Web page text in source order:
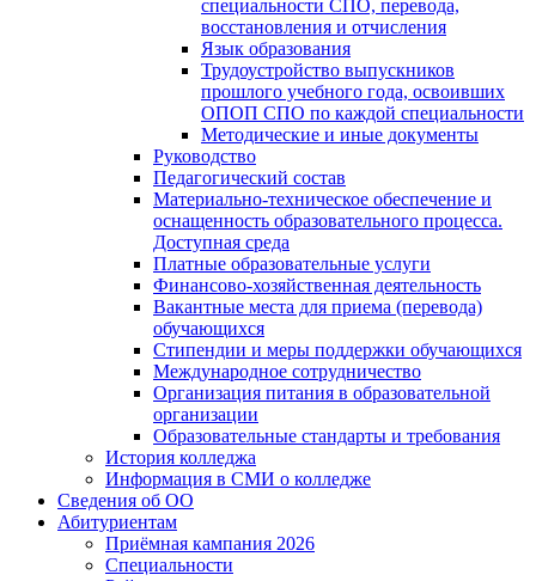
специальности СПО, перевода,
восстановления и отчисления
Язык образования
Трудоустройство выпускников
прошлого учебного года, освоивших
ОПОП СПО по каждой специальности
Методические и иные документы
Руководство
Педагогический состав
Материально-техническое обеспечение и
оснащенность образовательного процесса.
Доступная среда
Платные образовательные услуги
Финансово-хозяйственная деятельность
Вакантные места для приема (перевода)
обучающихся
Стипендии и меры поддержки обучающихся
Международное сотрудничество
Организация питания в образовательной
организации
Образовательные стандарты и требования
История колледжа
Информация в СМИ о колледже
Сведения об ОО
Абитуриентам
Приёмная кампания 2026
Специальности